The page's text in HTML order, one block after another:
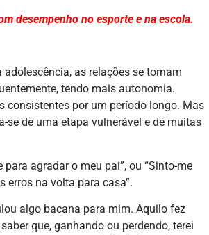
desempenho no esporte e na escola.
as relações se tornam
tendo mais autonomia.
consistentes por um período longo. Mas
de uma etapa vulnerável e de muitas
agradar o meu pai”, ou “Sinto-me
erros na volta para casa”.
algo bacana para mim. Aquilo fez
que, ganhando ou perdendo, terei